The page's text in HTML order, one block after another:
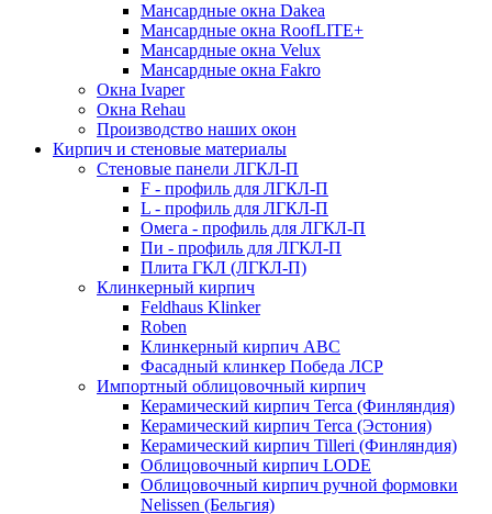
Мансардные окна Dakea
Мансардные окна RoofLITE+
Мансардные окна Velux
Мансардные окна Fakro
Окна Ivaper
Окна Rehau
Производство наших окон
Кирпич и стеновые материалы
Стеновые панели ЛГКЛ-П
F - профиль для ЛГКЛ-П
L - профиль для ЛГКЛ-П
Омега - профиль для ЛГКЛ-П
Пи - профиль для ЛГКЛ-П
Плита ГКЛ (ЛГКЛ-П)
Клинкерный кирпич
Feldhaus Klinker
Roben
Клинкерный кирпич ABC
Фасадный клинкер Победа ЛСР
Импортный облицовочный кирпич
Керамический кирпич Terca (Финляндия)
Керамический кирпич Terca (Эстония)
Керамический кирпич Tilleri (Финляндия)
Облицовочный кирпич LODE
Облицовочный кирпич ручной формовки
Nelissen (Бельгия)